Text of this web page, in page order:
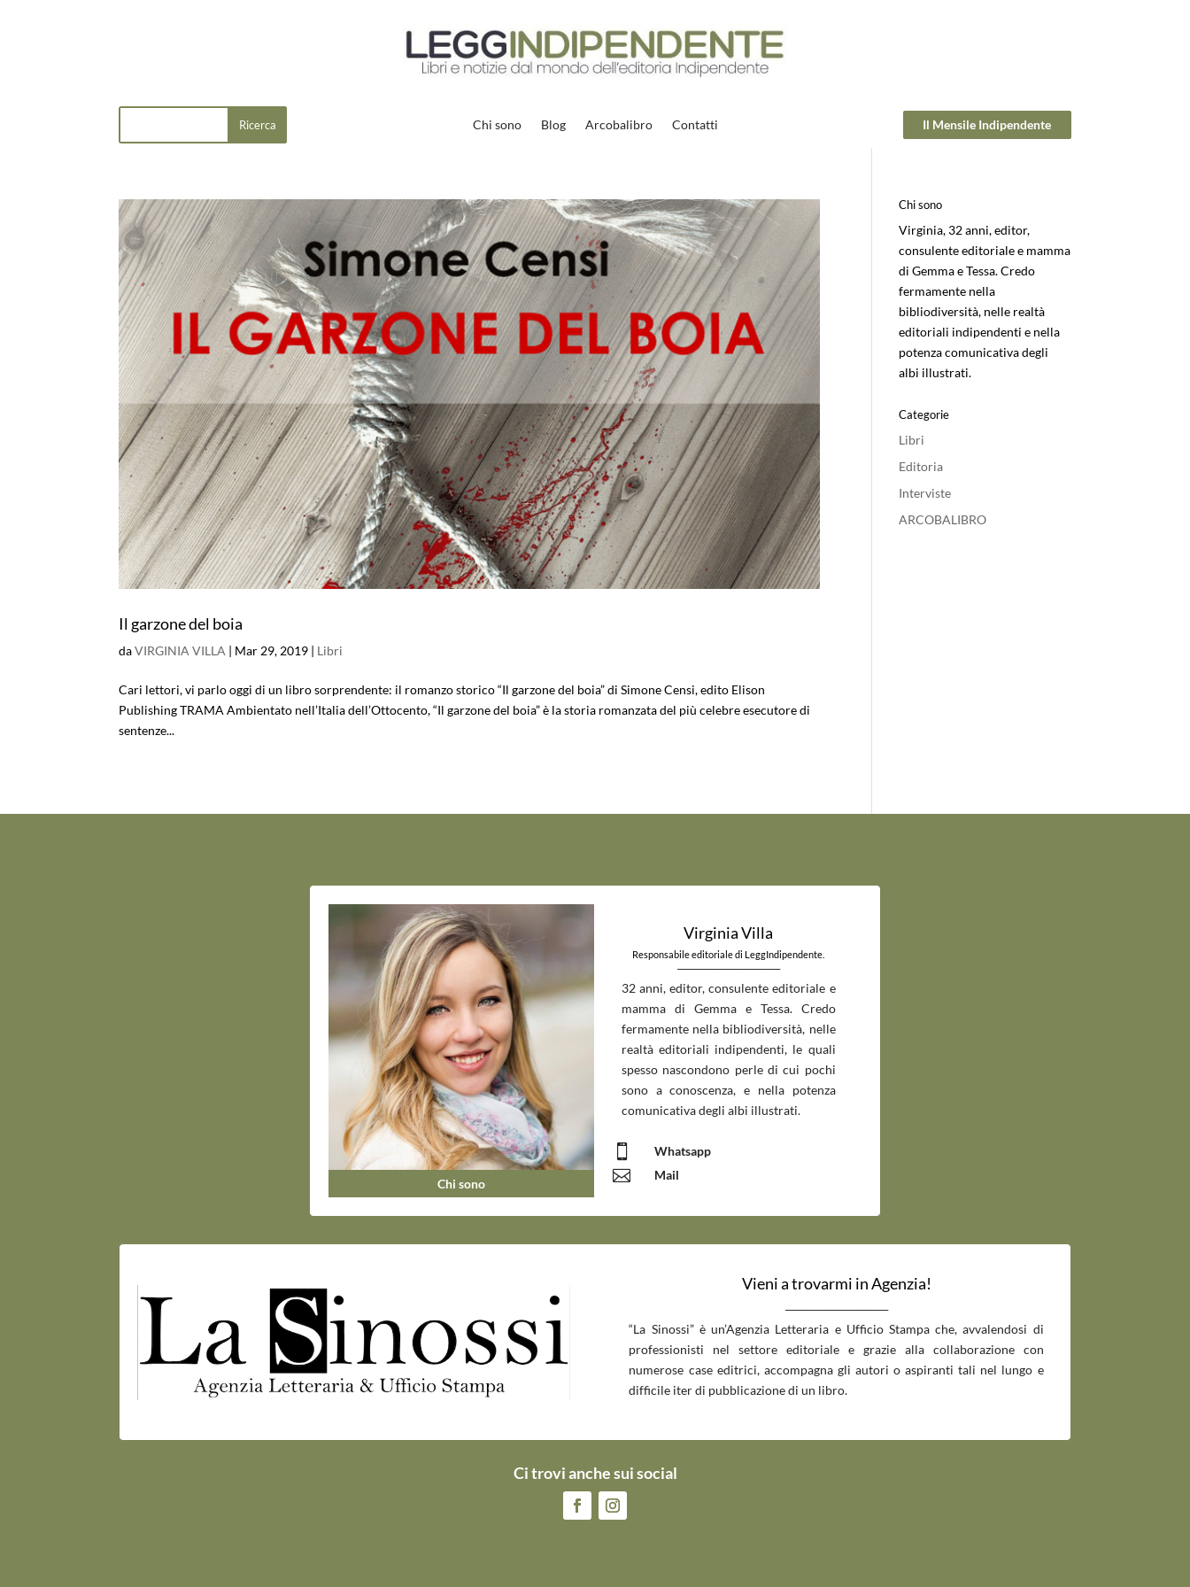
Chi sono Blog Arcobalibro Contatti Il Mensile Indipendente
Il garzone del boia
daVIRGINIA VILLA Mar 29, 2019 Libri
Cari lettori, vi parlo oggi di un libro sorprendente: il romanzo storico “Il garzone del boia” di Simone Censi, edito Elison
Publishing TRAMA Ambientato nell’Italia dell’Ottocento, “Il garzone del boia” è la storia romanzata del più celebre esecutore di
sentenze...
Chi sono
Virginia, 32 anni, editor,
consulente editoriale e mamma
di Gemma e Tessa. Credo
fermamente nella
bibliodiversità, nelle realtà
editoriali indipendenti e nella
potenza comunicativa degli
albi illustrati.
Categorie
Libri
Editoria
Interviste
ARCOBALIBRO
Chi sono
Virginia Villa
Responsabile editoriale di LeggIndipendente.
32 anni, editor, consulente editoriale e
mamma di Gemma e Tessa. Credo
fermamente nella bibliodiversità, nelle
realtà editoriali indipendenti, le quali
spesso nascondono perle di cui pochi
sono a conoscenza, e nella potenza
comunicativa degli albi illustrati.
 Whatsapp
 Mail
Vieni a trovarmi in Agenzia!
“La Sinossi” è un’Agenzia Letteraria e Ufficio Stampa che, avvalendosi di
professionisti nel settore editoriale e grazie alla collaborazione con
numerose case editrici, accompagna gli autori o aspiranti tali nel lungo e
difficile iter di pubblicazione di un libro.
Ci trovi anche sui social